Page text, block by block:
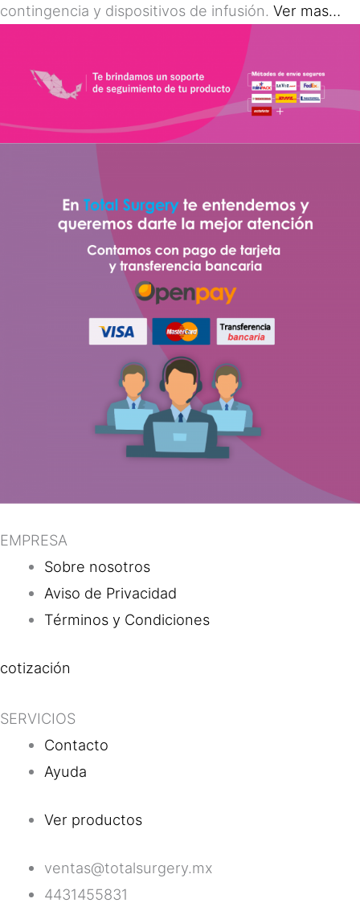
contingencia y dispositivos de infusión. Ver mas…
EMPRESA
Sobre nosotros
Aviso de Privacidad
Términos y Condiciones
cotización
SERVICIOS
Contacto
Ayuda
Ver productos
ventas@totalsurgery.mx
4431455831